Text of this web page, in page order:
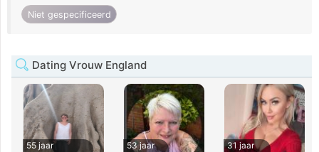
Niet gespecificeerd
Dating Vrouw England
55 jaar
53 jaar
31 jaar